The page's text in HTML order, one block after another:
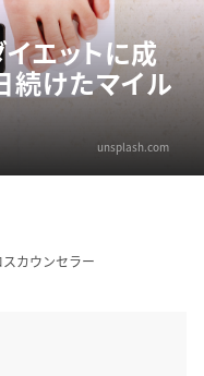
エットに成
続けたマイル
unsplash.com
カウンセラー